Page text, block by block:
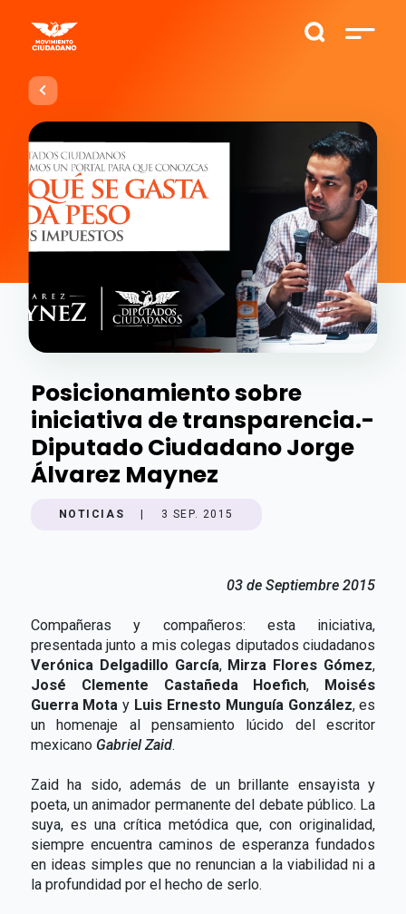
Posicionamiento sobre
iniciativa de transparencia.-
Diputado Ciudadano Jorge
Álvarez Maynez
NOTICIAS 3 SEP. 2015
03 de Septiembre 2015
Compañeras y compañeros: esta iniciativa,
presentada junto a mis colegas diputados ciudadanos
Verónica Delgadillo García, Mirza Flores Gómez,
José Clemente Castañeda Hoefich, Moisés
Guerra Mota y Luis Ernesto Munguía González, es
un homenaje al pensamiento lúcido del escritor
mexicano Gabriel Zaid.
Zaid ha sido, además de un brillante ensayista y
poeta, un animador permanente del debate público. La
suya, es una crítica metódica que, con originalidad,
siempre encuentra caminos de esperanza fundados
en ideas simples que no renuncian a la viabilidad ni a
la profundidad por el hecho de serlo.